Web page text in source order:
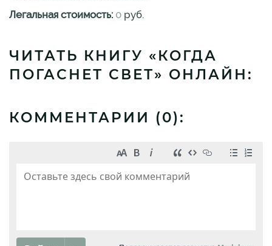
Легальная стоимость: 0 руб.
ЧИТАТЬ КНИГУ «КОГДА
ПОГАСНЕТ СВЕТ» ОНЛАЙН:
КОММЕНТАРИИ (0):